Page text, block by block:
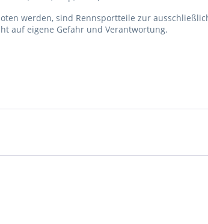
werden, sind Rennsportteile zur
auf eigene Gefahr und Verantwortung.